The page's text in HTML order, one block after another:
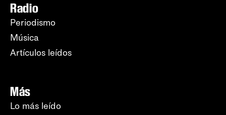
Radio
Periodismo
Música
Artículos leídos
Más
Lo más leído